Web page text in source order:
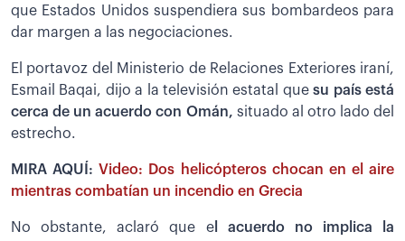
que Estados Unidos suspendiera sus bombardeos para
dar margen a las negociaciones.
El portavoz del Ministerio de Relaciones Exteriores iraní,
Esmail Baqai, dijo a la televisión estatal quesu país está
cerca de un acuerdo con Omán, situado al otro lado del
estrecho.
MIRA AQUÍ:Video: Dos helicópteros chocan en el aire
mientras combatían un incendio en Grecia
No obstante, aclaró que el acuerdo no implica la